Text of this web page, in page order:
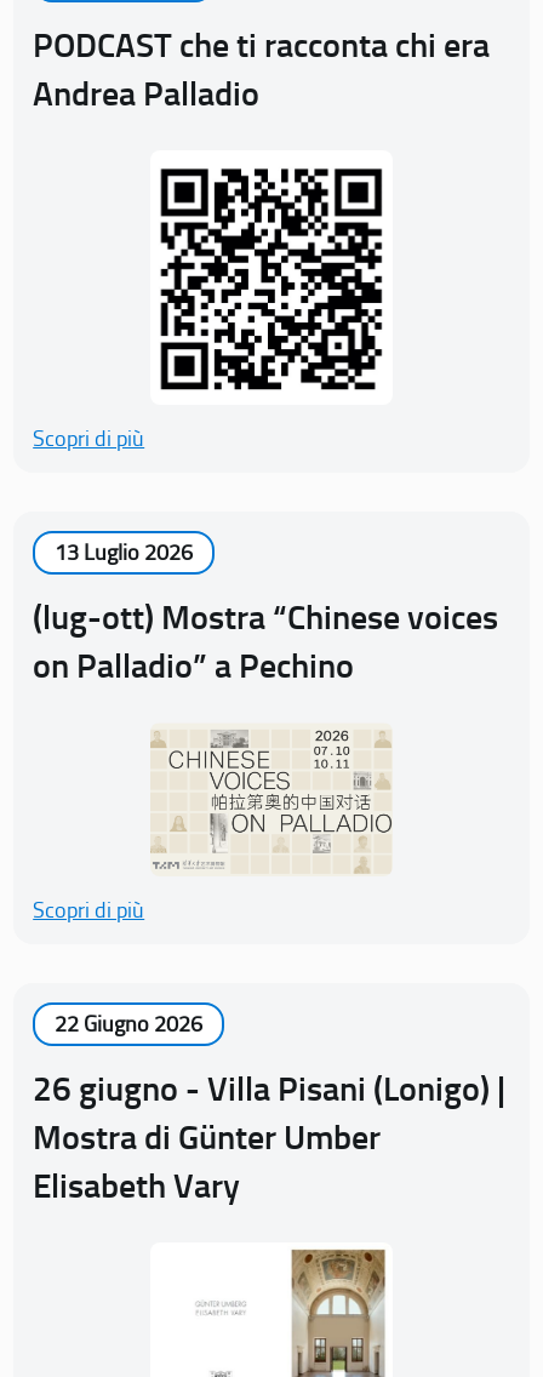
PODCAST che ti racconta chi era
Andrea Palladio
Scopri di più
13 Luglio 2026
(lug-ott) Mostra “Chinese voices
on Palladio” a Pechino
Scopri di più
22 Giugno 2026
26 giugno - Villa Pisani (Lonigo) |
Mostra di Günter Umber
Elisabeth Vary